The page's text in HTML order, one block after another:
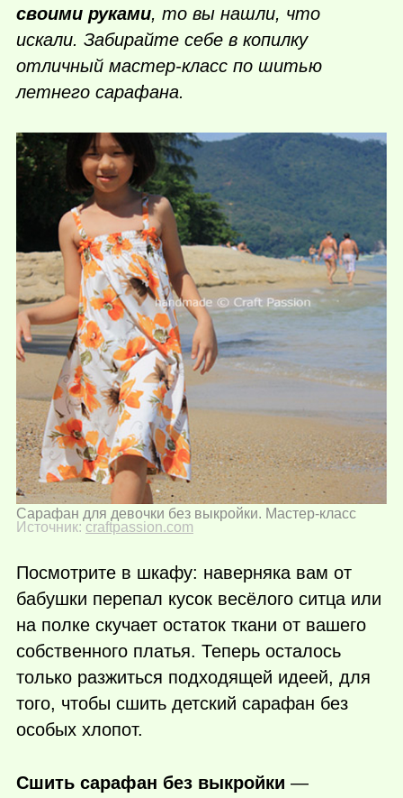
своими руками, то вы нашли, что
искали. Забирайте себе в копилку
отличный мастер-класс по шитью
летнего сарафана.
Сарафан для девочки без выкройки. Мастер-класс
Источник: craftpassion.com
Посмотрите в шкафу: наверняка вам от
бабушки перепал кусок весёлого ситца или
на полке скучает остаток ткани от вашего
собственного платья. Теперь осталось
только разжиться подходящей идеей, для
того, чтобы сшить детский сарафан без
особых хлопот.
Сшить сарафан без выкройки —